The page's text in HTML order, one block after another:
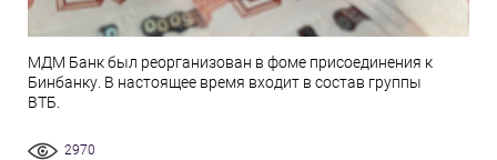
МДМ Банк был реорганизован в фоме присоединения к
Бинбанку. В настоящее время входит в состав группы
ВТБ.
2970